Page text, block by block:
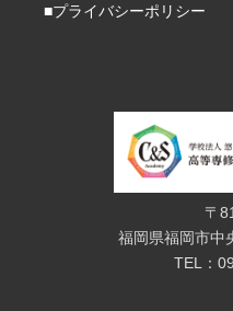
■プライバシーポリシー
〒
福岡県福岡市中
TEL：